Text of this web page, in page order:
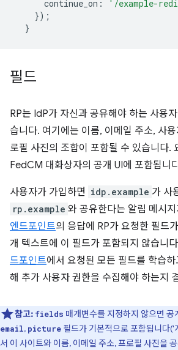
continue_on : '/example-
});
}
필드
RP는 IdP가 자신과 공유해야 하는 사용
습니다. 여기에는 이름, 이메일 주소, 사
로필 사진의 조합이 포함될 수 있습니다.
FedCM 대화상자의 공개 UI에 포함됩니
사용자가 가입하면 idp.example 가 사
rp.example 와 공유한다는 알림 메시
엔드포인트의 응답에 RP가 요청한 필드
개 텍스트에 이 필드가 포함되지 않습니
드포인트에서 요청된 모든 필드를 학습
해 추가 사용자 권한을 수집해야 하는지
참고: fields 매개변수를 지정하지 않으면 공
email, picture 필드가 기본적으로 포함됩니다
서 이 사이트와 이름, 이메일 주소, 프로필 사진을